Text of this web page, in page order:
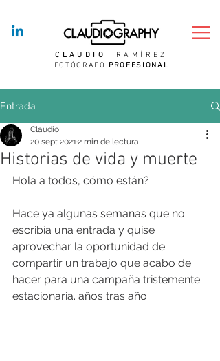
CLAUDIO
RAMÍREZ
FOTÓGRAFO PROFESIONAL
Entrada
Historias de vida y muerte
Claudio
20 sept 20212 min de lectura
Hola a todos, cómo están?
Hace ya algunas semanas que no
escribía una entrada y quise
aprovechar la oportunidad de
compartir un trabajo que acabo de
hacer para una campaña tristemente
estacionaria. años tras año.